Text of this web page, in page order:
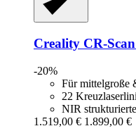
Creality CR-​
-20%
Für mittelgroße
22
NIR
1.519,00 € 1.899,00 €